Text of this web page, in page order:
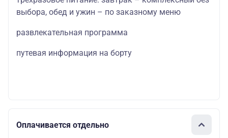
выбора, обед и ужин – по заказному меню
развлекательная программа
путевая информация на борту
Оплачивается отдельно